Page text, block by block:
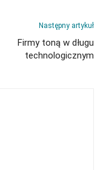
Następny artykuł
Firmy toną w długu
technologicznym